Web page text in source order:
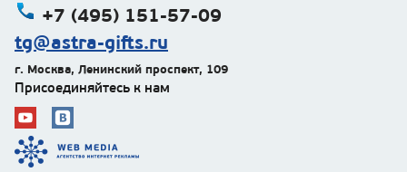
+7 (495) 151-57-09
tg@astra-gifts.ru
г. Москва, Ленинский проспект, 109
Присоединяйтесь к нам